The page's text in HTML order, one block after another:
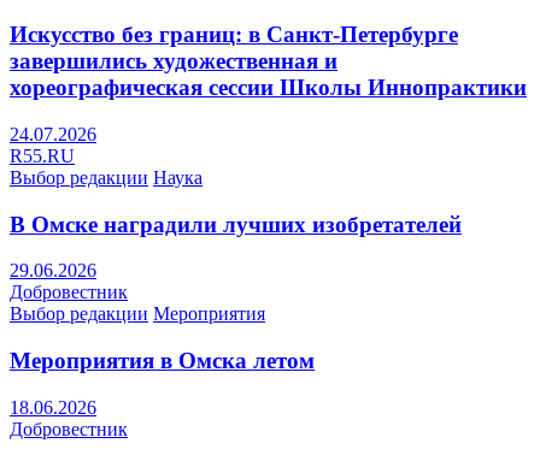
Искусство без границ: в Санкт-Петербурге
завершились художественная и
хореографическая сессии Школы Иннопрактики
24.07.2026
R55.RU
Выбор редакции Наука
В Омске наградили лучших изобретателей
29.06.2026
Добровестник
Выбор редакции Мероприятия
Мероприятия в Омска летом
18.06.2026
Добровестник